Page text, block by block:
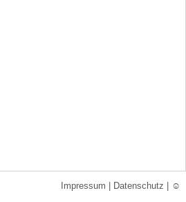
Impressum Datenschutz ☺